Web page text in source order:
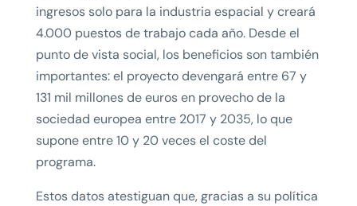
ingresos solo para la industria espacial y creará
4.000 puestos de trabajo cada año. Desde el
punto de vista social, los beneficios son también
importantes: el proyecto devengará entre 67 y
131 mil millones de euros en provecho de la
sociedad europea entre 2017 y 2035, lo que
supone entre 10 y 20 veces el coste del
programa.
Estos datos atestiguan que, gracias a su política